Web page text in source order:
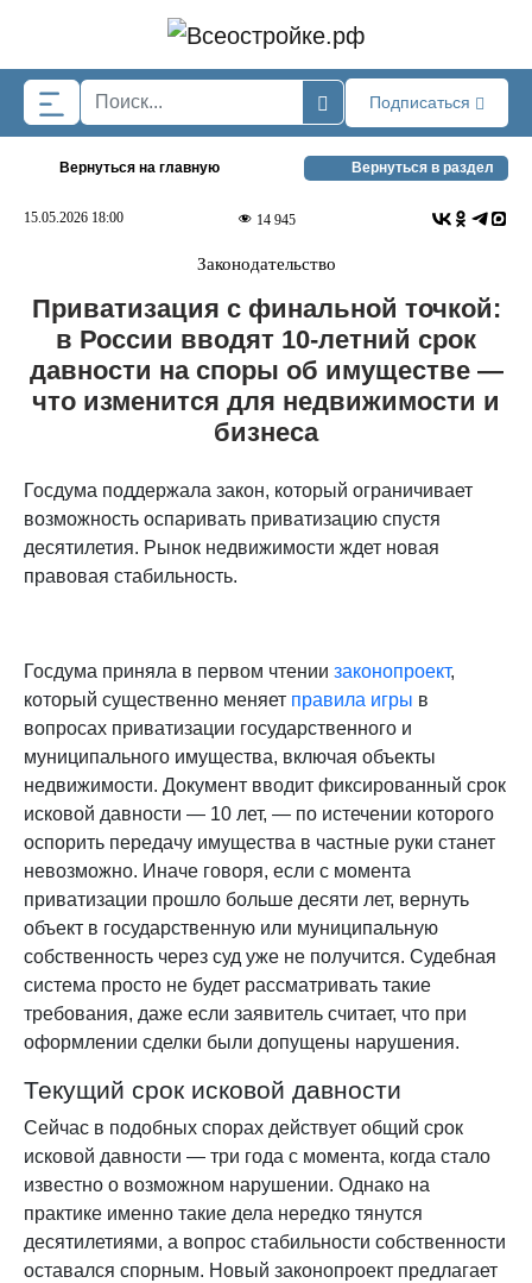
Подписаться
Вернуться на главную Вернуться в раздел
15.05.2026 18:00 14 945
Законодательство
Приватизация с финальной точкой:
в России вводят 10-летний срок
давности на споры об имуществе —
что изменится для недвижимости и
бизнеса
Госдума поддержала закон, который ограничивает
возможность оспаривать приватизацию спустя
десятилетия. Рынок недвижимости ждет новая
правовая стабильность.
Госдума приняла в первом чтении законопроект,
который существенно меняет правила игры в
вопросах приватизации государственного и
муниципального имущества, включая объекты
недвижимости. Документ вводит фиксированный срок
исковой давности — 10 лет, — по истечении которого
оспорить передачу имущества в частные руки станет
невозможно. Иначе говоря, если с момента
приватизации прошло больше десяти лет, вернуть
объект в государственную или муниципальную
собственность через суд уже не получится. Судебная
система просто не будет рассматривать такие
требования, даже если заявитель считает, что при
оформлении сделки были допущены нарушения.
Текущий срок исковой давности
Сейчас в подобных спорах действует общий срок
исковой давности — три года с момента, когда стало
известно о возможном нарушении. Однако на
практике именно такие дела нередко тянутся
десятилетиями, а вопрос стабильности собственности
оставался спорным. Новый законопроект предлагает